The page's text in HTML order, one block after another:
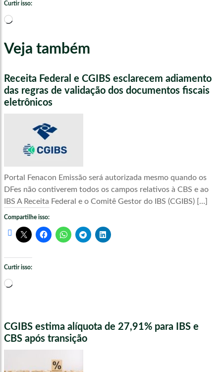
Curtir isso:
Carregando...
Veja também
Receita Federal e CGIBS esclarecem adiamento
das regras de validação dos documentos fiscais
eletrônicos
Portal Fenacon Emissão será autorizada mesmo quando os
DFes não contiverem todos os campos relativos à CBS e ao
IBS A Receita Federal e o Comitê Gestor do IBS (CGIBS) […]
Compartilhe isso:
Curtir isso:
Carregando...
CGIBS estima alíquota de 27,91% para IBS e
CBS após transição